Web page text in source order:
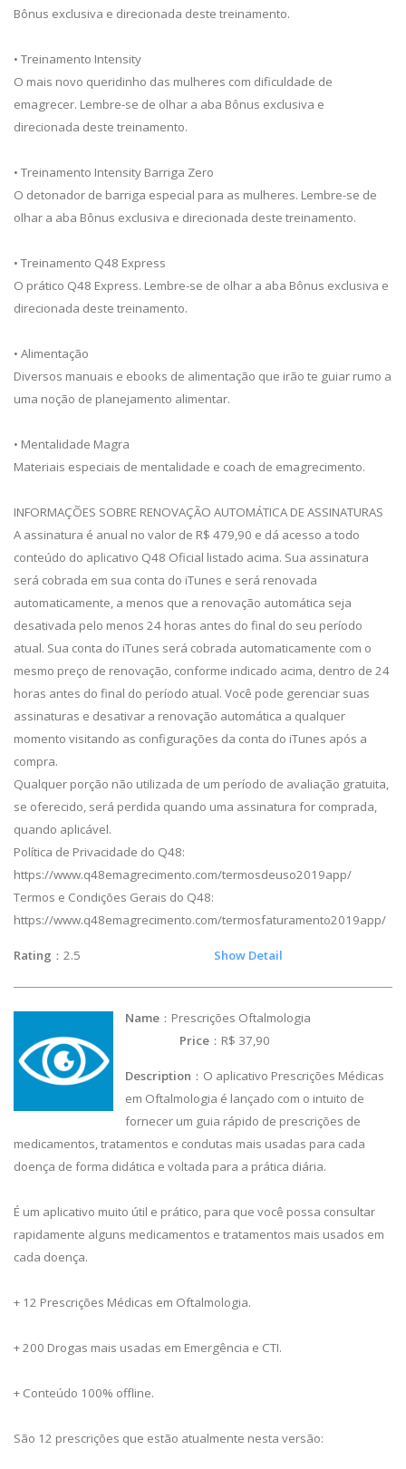
Bônus exclusiva e direcionada deste treinamento.
• Treinamento Intensity
O mais novo queridinho das mulheres com dificuldade de
emagrecer. Lembre-se de olhar a aba Bônus exclusiva e
direcionada deste treinamento.
• Treinamento Intensity Barriga Zero
O detonador de barriga especial para as mulheres. Lembre-se de
olhar a aba Bônus exclusiva e direcionada deste treinamento.
• Treinamento Q48 Express
O prático Q48 Express. Lembre-se de olhar a aba Bônus exclusiva e
direcionada deste treinamento.
• Alimentação
Diversos manuais e ebooks de alimentação que irão te guiar rumo a
uma noção de planejamento alimentar.
• Mentalidade Magra
Materiais especiais de mentalidade e coach de emagrecimento.
INFORMAÇÕES SOBRE RENOVAÇÃO AUTOMÁTICA DE ASSINATURAS
A assinatura é anual no valor de R$ 479,90 e dá acesso a todo
conteúdo do aplicativo Q48 Oficial listado acima. Sua assinatura
será cobrada em sua conta do iTunes e será renovada
automaticamente, a menos que a renovação automática seja
desativada pelo menos 24 horas antes do final do seu período
atual. Sua conta do iTunes será cobrada automaticamente com o
mesmo preço de renovação, conforme indicado acima, dentro de 24
horas antes do final do período atual. Você pode gerenciar suas
assinaturas e desativar a renovação automática a qualquer
momento visitando as configurações da conta do iTunes após a
compra.
Qualquer porção não utilizada de um período de avaliação gratuita,
se oferecido, será perdida quando uma assinatura for comprada,
quando aplicável.
Política de Privacidade do Q48:
https://www.q48emagrecimento.com/termosdeuso2019app/
Termos e Condições Gerais do Q48:
https://www.q48emagrecimento.com/termosfaturamento2019app/
Rating ：2.5 Show Detail
Name ：Prescrições Oftalmologia
Price ：R$ 37,90
Description ：O aplicativo Prescrições Médicas
em Oftalmologia é lançado com o intuito de
fornecer um guia rápido de prescrições de
medicamentos, tratamentos e condutas mais usadas para cada
doença de forma didática e voltada para a prática diária.
É um aplicativo muito útil e prático, para que você possa consultar
rapidamente alguns medicamentos e tratamentos mais usados em
cada doença.
+ 12 Prescrições Médicas em Oftalmologia.
+ 200 Drogas mais usadas em Emergência e CTI.
+ Conteúdo 100% offline.
São 12 prescrições que estão atualmente nesta versão: